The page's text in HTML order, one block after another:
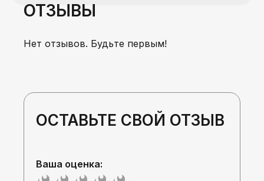
ОТЗЫВЫ
Нет отзывов. Будьте первым!
ОСТАВЬТЕ СВОЙ ОТЗЫВ
Ваша оценка: